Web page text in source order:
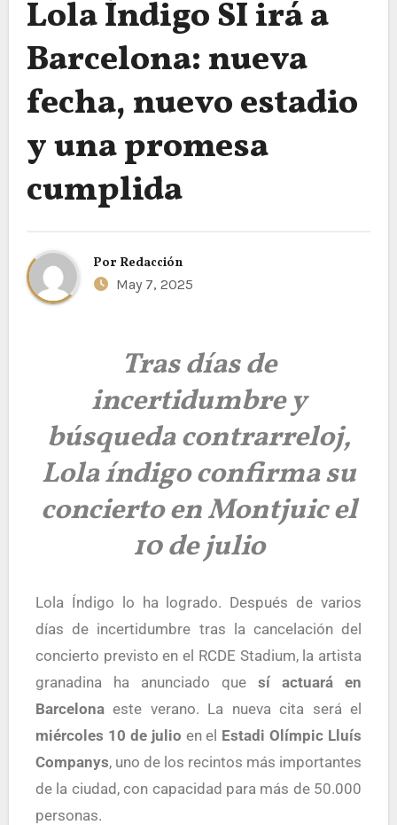
Lola Índigo SI irá a
Barcelona: nueva
fecha, nuevo estadio
y una promesa
cumplida
Por Redacción
May 7, 2025
Tras días de
incertidumbre y
búsqueda contrarreloj,
Lola índigo confirma su
concierto en Montjuic el
10 de julio
Lola Índigo lo ha logrado. Después de varios
días de incertidumbre tras la cancelación del
concierto previsto en el RCDE Stadium, la artista
granadina ha anunciado quesí actuará en
Barcelonaeste verano. La nueva cita será el
miércoles 10 de julio en el Estadi Olímpic Lluís
Companys, uno de los recintos más importantes
de la ciudad, con capacidad para más de 50.000
personas.